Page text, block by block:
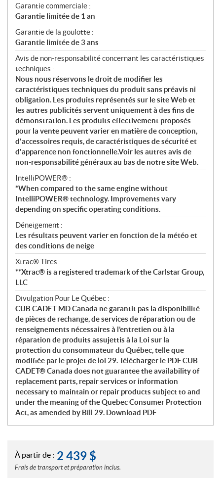
Garantie commerciale :
Garantie limitée de 1 an
Garantie de la goulotte :
Garantie limitée de 3 ans
Avis de non-responsabilité concernant les caractéristiques
techniques :
Nous nous réservons le droit de modifier les
caractéristiques techniques du produit sans préavis ni
obligation. Les produits représentés sur le site Web et
les autres publicités servent uniquement à des fins de
démonstration. Les produits effectivement proposés
pour la vente peuvent varier en matière de conception,
d'accessoires requis, de caractéristiques de sécurité et
d'apparence non fonctionnelle.Voir les autres avis de
non-responsabilité généraux au bas de notre site Web.
IntelliPOWER® :
*When compared to the same engine without
IntelliPOWER® technology. Improvements vary
depending on specific operating conditions.
Déneigement :
Les résultats peuvent varier en fonction de la météo et
des conditions de neige
Xtrac® Tires :
**Xtrac® is a registered trademark of the Carlstar Group,
LLC
Divulgation Pour Le Québec :
CUB CADET MD Canada ne garantit pas la disponibilité
de pièces de rechange, de services de réparation ou de
renseignements nécessaires à l’entretien ou à la
réparation de produits assujettis à la Loi sur la
protection du consommateur du Québec, telle que
modifiée par le projet de loi 29. Télécharger le PDF CUB
CADET® Canada does not guarantee the availability of
replacement parts, repair services or information
necessary to maintain or repair products subject to and
under the meaning of the Quebec Consumer Protection
Act, as amended by Bill 29. Download PDF
À partir de : 2 439 $
Frais de transport et préparation inclus.